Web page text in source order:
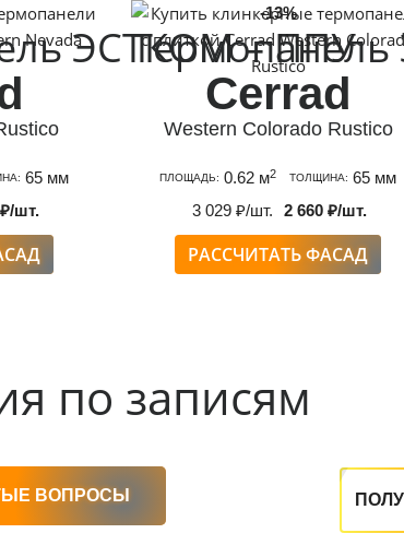
ЭСТКОМ – ППУ
65 мм
шт.
-13%
Cerrad
Western Colorado Rustico
ПЛОЩАДЬ: 0.62 м2 ТОЛЩИНА: 65 мм
3 029 ₽/шт.
2 660 ₽/шт.
РАССЧИТАТЬ ФАСАД
по записям
ВОПРОСЫ